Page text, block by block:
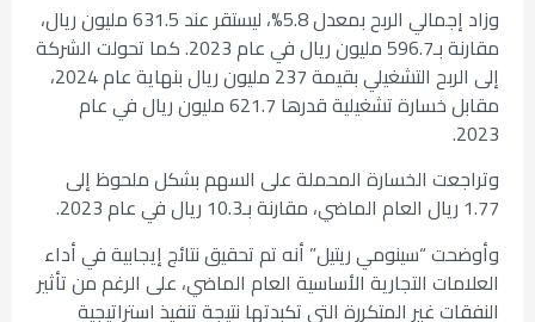
وزاد إجمالي الربح بمعدل 5.8%، ليستقر عند 631.5 مليون ريال،
مقارنة بـ596.7 مليون ريال في عام 2023. كما تحولت الشركة
إلى الربح التشغيلي بقيمة 237 مليون ريال بنهاية عام 2024،
مقابل خسارة تشغيلية قدرها 621.7 مليون ريال في عام
2023.
وتراجعت الخسارة المحملة على السهم بشكل ملحوظ إلى
1.77 ريال العام الماضي، مقارنة بـ10.3 ريال في عام 2023.
وأوضحت “سينومي ريتيل” أنه تم تحقيق نتائج إيجابية في أداء
العلامات التجارية الأساسية العام الماضي، على الرغم من تأثير
النفقات غير المتكررة التي تكبدتها نتيجة تنفيذ استراتيجية